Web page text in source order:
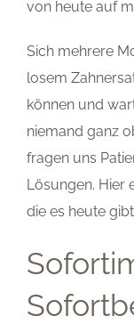
von heute auf
Sich mehrere
losem
können und
niemand ganz
fragen uns
Lösungen. Hier
die es heute